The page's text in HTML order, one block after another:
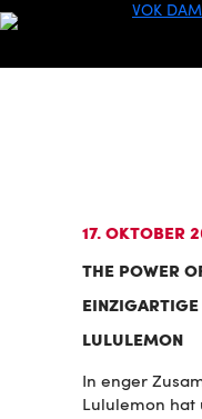
17. OKTOBER
THE POWER
LULULEMON
In enger
Lululemon hat